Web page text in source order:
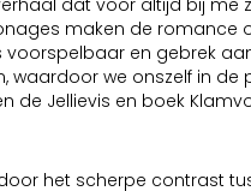
dat voor altijd bij me
maken de romance
en gebrek
we onszelf in
Jellievis en boek
het scherpe contrast